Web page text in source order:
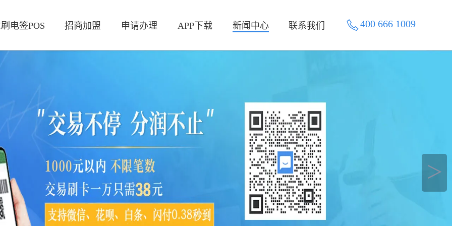
电签POS 招商加盟 申请办理 APP下载 新闻中心 联系我们 400 666 1009
＞